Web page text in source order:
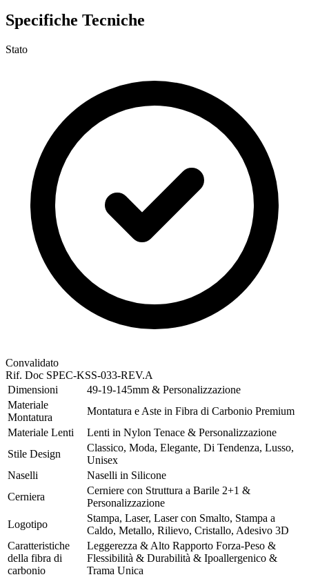
Specifiche Tecniche
Stato
Convalidato
Rif. Doc SPEC-KSS-033-REV.A
Dimensioni
49-19-145mm & Personalizzazione
Materiale
Montatura
Montatura e Aste in Fibra di Carbonio Premium
Materiale Lenti
Lenti in Nylon Tenace & Personalizzazione
Stile Design
Classico, Moda, Elegante, Di Tendenza, Lusso,
Unisex
Naselli
Naselli in Silicone
Cerniera
Cerniere con Struttura a Barile 2+1 &
Personalizzazione
Logotipo
Stampa, Laser, Laser con Smalto, Stampa a
Caldo, Metallo, Rilievo, Cristallo, Adesivo 3D
Caratteristiche
della fibra di
carbonio
Leggerezza & Alto Rapporto Forza-Peso &
Flessibilità & Durabilità & Ipoallergenico &
Trama Unica